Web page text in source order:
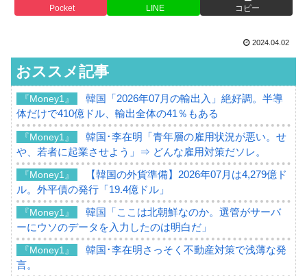
Pocket LINE コピー
2024.04.02
おススメ記事
『Money1』
韓国「2026年07月の輸出入」絶好調。半導
体だけで410億ドル、輸出全体の41％もある
『Money1』
韓国･李在明「青年層の雇用状況が悪い。せ
や、若者に起業させよう」⇒ どんな雇用対策だソレ。
『Money1』
【韓国の外貨準備】2026年07月は4,279億ド
ル。外平債の発行「19.4億ドル」
『Money1』
韓国「ここは北朝鮮なのか。選管がサーバ
ーにウソのデータを入力したのは明白だ」
『Money1』
韓国･李在明さっそく不動産対策で浅薄な発
言。